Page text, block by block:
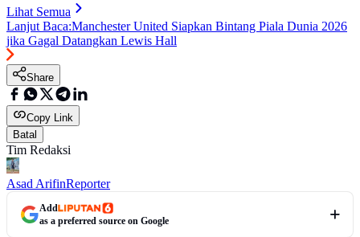
Lihat Semua
Lanjut Baca:Manchester United Siapkan Bintang Piala Dunia 2026
jika Gagal Datangkan Lewis Hall
Share
Copy Link
Batal
Tim Redaksi
Asad ArifinReporter
Add
as a preferred source on Google